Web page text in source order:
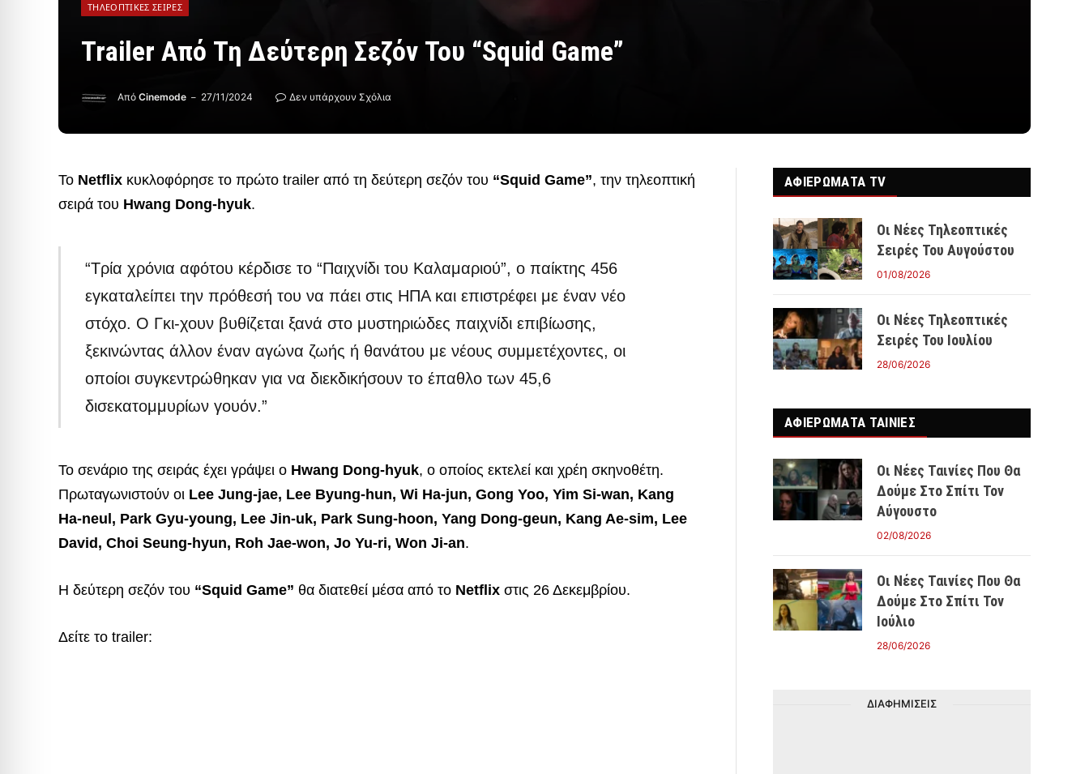
ΤΗΛΕΟΠΤΙΚΈΣ ΣΕΙΡΈΣ
Trailer Από Τη Δεύτερη Σεζόν Του “Squid Game”
Από Cinemode 27/11/2024 Δεν υπάρχουν Σχόλια
Το Netflix κυκλοφόρησε το πρώτο trailer από τη δεύτερη σεζόν του “Squid Game”, την τηλεοπτική
σειρά του Hwang Dong-hyuk.
“Τρία χρόνια αφότου κέρδισε το “Παιχνίδι του Καλαμαριού”, ο παίκτης 456
εγκαταλείπει την πρόθεσή του να πάει στις ΗΠΑ και επιστρέφει με έναν νέο
στόχο. Ο Γκι-χουν βυθίζεται ξανά στο μυστηριώδες παιχνίδι επιβίωσης,
ξεκινώντας άλλον έναν αγώνα ζωής ή θανάτου με νέους συμμετέχοντες, οι
οποίοι συγκεντρώθηκαν για να διεκδικήσουν το έπαθλο των 45,6
δισεκατομμυρίων γουόν.”
Το σενάριο της σειράς έχει γράψει ο Hwang Dong-hyuk, ο οποίος εκτελεί και χρέη σκηνοθέτη.
Πρωταγωνιστούν οι Lee Jung-jae, Lee Byung-hun, Wi Ha-jun, Gong Yoo, Yim Si-wan, Kang
Ha-neul, Park Gyu-young, Lee Jin-uk, Park Sung-hoon, Yang Dong-geun, Kang Ae-sim, Lee
David, Choi Seung-hyun, Roh Jae-won, Jo Yu-ri, Won Ji-an.
Η δεύτερη σεζόν του “Squid Game” θα διατεθεί μέσα από το Netflix στις 26 Δεκεμβρίου.
Δείτε το trailer:
ΑΦΙΕΡΩΜΑΤΑ TV
Οι Νέες Τηλεοπτικές
Σειρές Του Αυγούστου
01/08/2026
Οι Νέες Τηλεοπτικές
Σειρές Του Ιουλίου
28/06/2026
ΑΦΙΕΡΩΜΑΤΑ ΤΑΙΝΊΕΣ
Οι Νέες Ταινίες Που Θα
Δούμε Στο Σπίτι Τον
Αύγουστο
02/08/2026
Οι Νέες Ταινίες Που Θα
Δούμε Στο Σπίτι Τον
Ιούλιο
28/06/2026
ΔΙΑΦΗΜΙΣΕΙΣ